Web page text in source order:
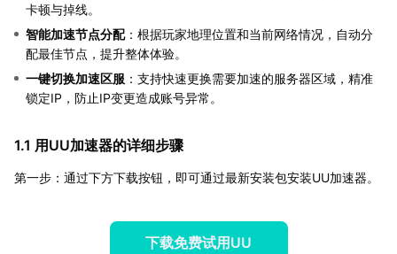
卡顿与掉线。
智能加速节点分配：根据玩家地理位置和当前网络情况，自动分
配最佳节点，提升整体体验。
一键切换加速区服 ：支持快速更换需要加速的服务器区域，精准
锁定IP，防止IP变更造成账号异常。
1.1 用UU加速器的详细步骤
第一步：通过下方下载按钮，即可通过最新安装包安装UU加速器。
下载免费试用UU